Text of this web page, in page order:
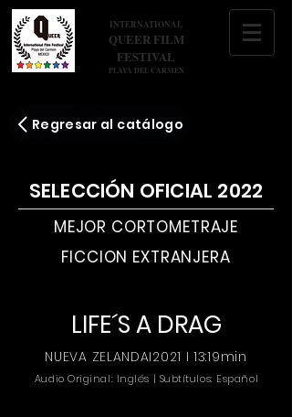
INTERNATIONAL
QUEER FILM
FESTIVAL
PLAYA DEL CARMEN
Regresar al catálogo
SELECCIÓN OFICIAL 2022
MEJOR CORTOMETRAJE
FICCION EXTRANJERA
LIFE´S A DRAG
NUEVA ZELANDAI2021 I 13:19min
Audio Original: Inglés | Subtítulos: Español